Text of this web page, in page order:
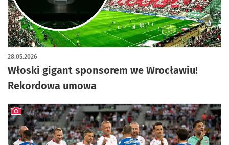
Włoski gigant sponsorem we Wrocławiu!
Rekordowa umowa
28.05.2026